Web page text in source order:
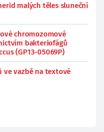
malých těles sluneční
chromozomové
bakteriofágů
(GP13-05069P)
ve vazbě na textové